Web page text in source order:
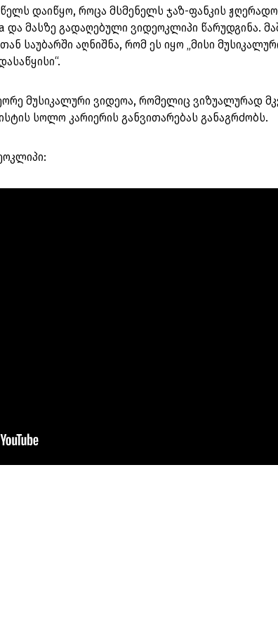
დაიწყო, როცა მსმენელს ჯაზ-ფანკის
და მასზე გადაღებული ვიდეოკლიპი წარუდგინა.
საუბარში აღნიშნა, რომ ეს იყო „მისი
მუსიკალური ვიდეოა, რომელიც ვიზუალურად
სოლო კარიერის განვითარებას განაგრძობს.